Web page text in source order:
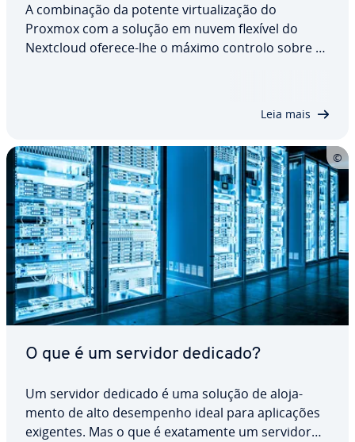
A com­bi­na­ção da potente vir­tu­a­li­za­ção do
Proxmox com a solução em nuvem flexível do
Nextcloud oferece-lhe o máximo controlo sobre os
Leia mais
O que é um servidor dedicado?
Um servidor dedicado é uma solução de alo­ja­
mento de alto de­sem­pe­nho ideal para apli­ca­ções
exigentes. Mas o que é exa­ta­mente um servidor